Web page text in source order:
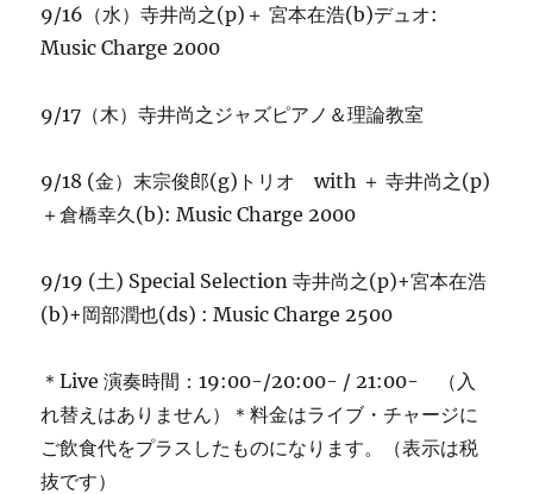
岡
(ds)
9/16（水）寺井尚之(p)＋ 宮本在浩(b)デュオ:
Music Charge 2000
9/17（木）寺井尚之ジャズピアノ＆理論教室
9/18 (金）末宗俊郎(g)トリオ with ＋ 寺井尚之(p)
＋倉橋幸久(b): Music Charge 2000
9/19 (土) Special Selection 寺井尚之(p)+宮本在浩
(b)+岡部潤也(ds) : Music Charge 2500
＊Live 演奏時間：19:00-/20:00- / 21:00- （入
れ替えはありません）＊料金はライブ・チャージに
ご飲食代をプラスしたものになります。（表示は税
抜です）